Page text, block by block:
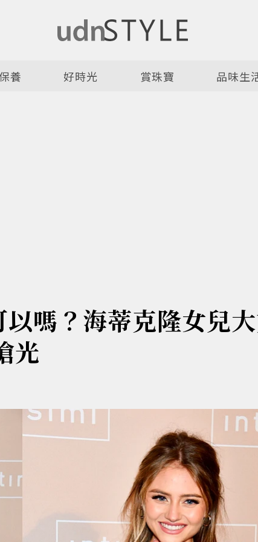
養 好時光 賞珠寶 品味生
嗎？海蒂克隆女兒
光